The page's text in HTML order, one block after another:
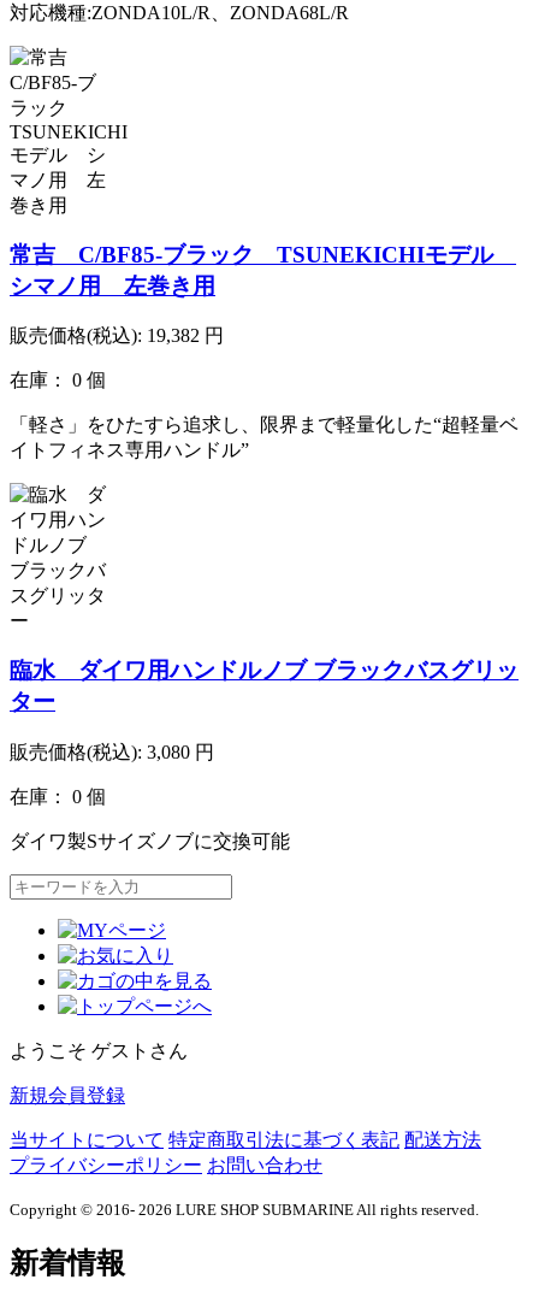
対応機種:ZONDA10L/R、ZONDA68L/R
常吉 C/BF85-ブラック TSUNEKICHIモデル
シマノ用 左巻き用
販売価格(税込): 19,382 円
在庫： 0 個
「軽さ」をひたすら追求し、限界まで軽量化した“超軽量ベ
イトフィネス専用ハンドル”
臨水 ダイワ用ハンドルノブ ブラックバスグリッ
ター
販売価格(税込): 3,080 円
在庫： 0 個
ダイワ製Sサイズノブに交換可能
ようこそ ゲストさん
新規会員登録
当サイトについて 特定商取引法に基づく表記 配送方法
プライバシーポリシー お問い合わせ
Copyright © 2016- 2026 LURE SHOP SUBMARINE All rights reserved.
新着情報